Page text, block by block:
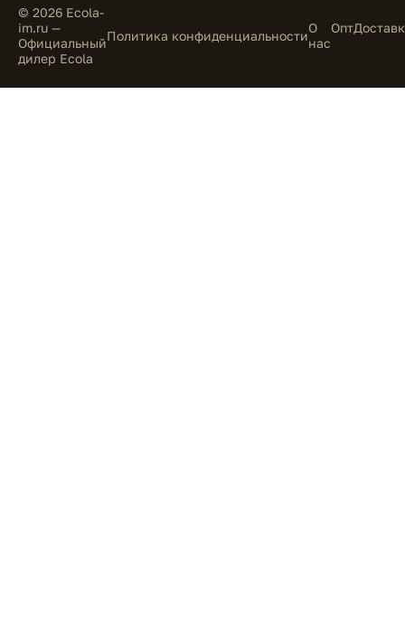
© 2026 Ecola-
im.ru —
Официальный
дилер Ecola
Политика конфиденциальностиО
нас
Опт